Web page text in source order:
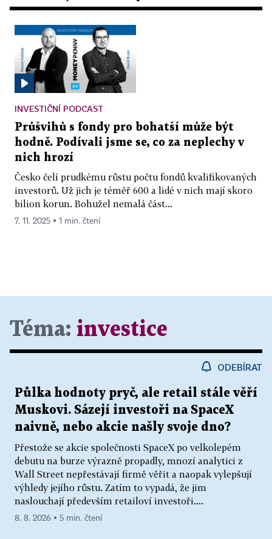
INVESTIČNÍ PODCAST
Průšvihů s fondy pro bohatší může být
hodně. Podívali jsme se, co za neplechy v
nich hrozí
Česko čelí prudkému růstu počtu fondů kvalifikovaných
investorů. Už jich je téměř 600 a lidé v nich mají skoro
bilion korun. Bohužel nemalá část...
7. 11. 2025 ▪ 1 min. čtení
Téma: investice
ODEBÍRAT
Půlka hodnoty pryč, ale retail stále věří
Muskovi. Sázejí investoři na SpaceX
naivně, nebo akcie našly svoje dno?
Přestože se akcie společnosti SpaceX po velkolepém
debutu na burze výrazně propadly, mnozí analytici z
Wall Street nepřestávají firmě věřit a naopak vylepšují
výhledy jejího růstu. Zatím to vypadá, že jim
naslouchají především retailoví investoři....
8. 8. 2026 ▪ 5 min. čtení